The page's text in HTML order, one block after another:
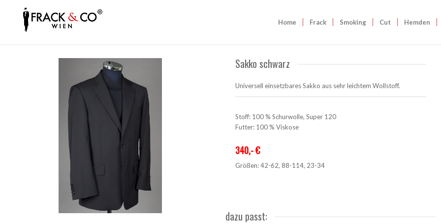
Home Frack Smoking Cut Hemden
Sakko schwarz
Universell einsetzbares Sakko aus sehr leichtem Wollstoff.
Stoff: 100 % Schurwolle, Super 120
Futter: 100 % Viskose
340,- €
Größen: 42-62, 88-114, 23-34
dazu passt: